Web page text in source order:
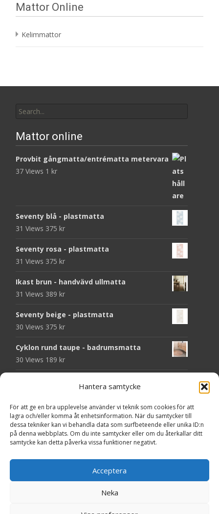
Hantera samtycke
För att ge en bra upplevelse använder vi teknik som cookies för att
lagra och/eller komma åt enhetsinformation. När du samtycker till
dessa tekniker kan vi behandla data som surfbeteende eller unika ID:n
på denna webbplats. Om du inte samtycker eller om du återkallar ditt
samtycke kan detta påverka vissa funktioner negativt.
Acceptera
Neka
Mattor Online
Kelimmattor
for:
Mattor online
Provbit gångmatta/entrématta metervara
37 Views 1 kr
Seventy blå - plastmatta
31 Views 375 kr
Seventy rosa - plastmatta
31 Views 375 kr
Ikast brun - handvävd ullmatta
31 Views 389 kr
Seventy beige - plastmatta
30 Views 375 kr
Cyklon rund taupe - badrumsmatta
30 Views 189 kr
Seventy grön - plastmatta
28 Views375kr
Solliden rund dark green - handvävd
ullmatta
Seventy grå - plastmatta